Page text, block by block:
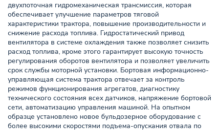
двухпоточная гидромеханическая трансмиссия, которая
обеспечивает улучшение параметров тяговой
характеристики трактора, повышение производительности и
снижение расхода топлива. Гидростатический привод
вентилятора в системе охлаждения также позволяет снизить
расход топлива, кроме этого гарантирует высокую точность
регулирования оборотов вентилятора и позволяет увеличить
срок службы моторной установки. Бортовая информационно-
управляющая система трактора отвечает за контроль
режимов функционирования агрегатов, диагностику
технического состояния всех датчиков, напряжение бортовой
сети, автоматизацию управления машиной. На опытном
образце установлено новое бульдозерное оборудование с
более высокими скоростями подъема-опускания отвала по